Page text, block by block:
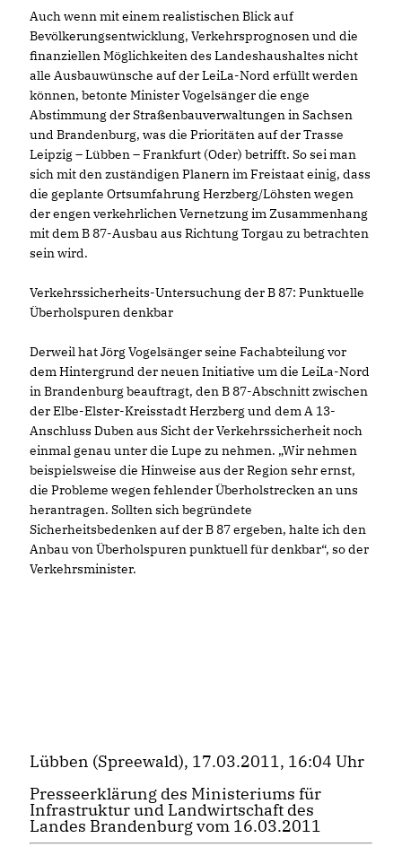
Auch wenn mit einem realistischen Blick auf
Bevölkerungsentwicklung, Verkehrsprognosen und die
finanziellen Möglichkeiten des Landeshaushaltes nicht
alle Ausbauwünsche auf der LeiLa-Nord erfüllt werden
können, betonte Minister Vogelsänger die enge
Abstimmung der Straßenbauverwaltungen in Sachsen
und Brandenburg, was die Prioritäten auf der Trasse
Leipzig – Lübben – Frankfurt (Oder) betrifft. So sei man
sich mit den zuständigen Planern im Freistaat einig, dass
die geplante Ortsumfahrung Herzberg/Löhsten wegen
der engen verkehrlichen Vernetzung im Zusammenhang
mit dem B 87-Ausbau aus Richtung Torgau zu betrachten
sein wird.
Verkehrssicherheits-Untersuchung der B 87: Punktuelle
Überholspuren denkbar
Derweil hat Jörg Vogelsänger seine Fachabteilung vor
dem Hintergrund der neuen Initiative um die LeiLa-Nord
in Brandenburg beauftragt, den B 87-Abschnitt zwischen
der Elbe-Elster-Kreisstadt Herzberg und dem A 13-
Anschluss Duben aus Sicht der Verkehrssicherheit noch
einmal genau unter die Lupe zu nehmen. „Wir nehmen
beispielsweise die Hinweise aus der Region sehr ernst,
die Probleme wegen fehlender Überholstrecken an uns
herantragen. Sollten sich begründete
Sicherheitsbedenken auf der B 87 ergeben, halte ich den
Anbau von Überholspuren punktuell für denkbar“, so der
Verkehrsminister.
Lübben (Spreewald), 17.03.2011, 16:04 Uhr
Presseerklärung des Ministeriums für
Infrastruktur und Landwirtschaft des
Landes Brandenburg vom 16.03.2011